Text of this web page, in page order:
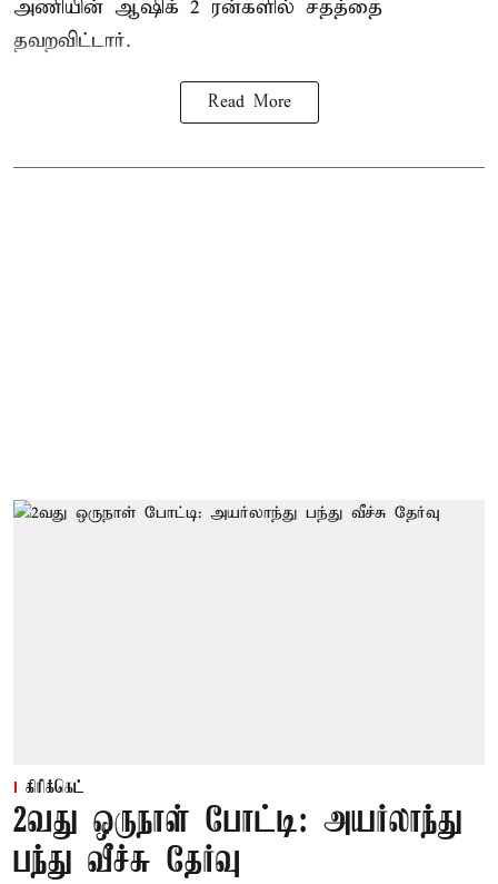
அணியின் ஆஷிக் 2 ரன்களில் சதத்தை
தவறவிட்டார்.
Read More
கிரிக்கெட்
2வது ஒருநாள் போட்டி: அயர்லாந்து
பந்து வீச்சு தேர்வு